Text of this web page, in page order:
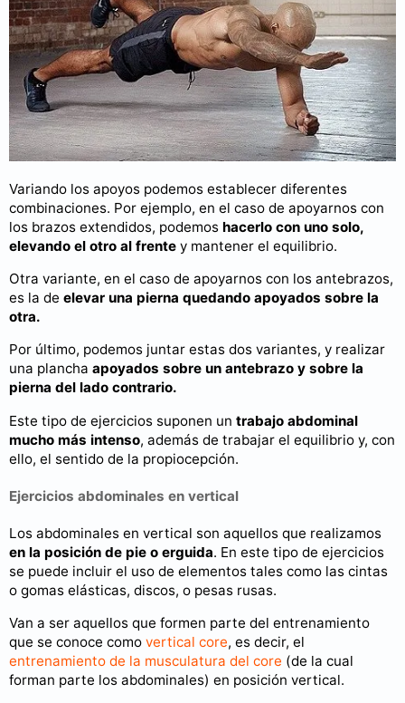
Variando los apoyos podemos establecer diferentes
combinaciones. Por ejemplo, en el caso de apoyarnos con
los brazos extendidos, podemos hacerlo con uno solo,
elevando el otro al frente y mantener el equilibrio.
Otra variante, en el caso de apoyarnos con los antebrazos,
es la de elevar una pierna quedando apoyados sobre la
otra.
Por último, podemos juntar estas dos variantes, y realizar
una plancha apoyados sobre un antebrazo y sobre la
pierna del lado contrario.
Este tipo de ejercicios suponen un trabajo abdominal
mucho más intenso, además de trabajar el equilibrio y, con
ello, el sentido de la propiocepción.
Ejercicios abdominales en vertical
Los abdominales en vertical son aquellos que realizamos
en la posición de pie o erguida. En este tipo de ejercicios
se puede incluir el uso de elementos tales como las cintas
o gomas elásticas, discos, o pesas rusas.
Van a ser aquellos que formen parte del entrenamiento
que se conoce como vertical core, es decir, el
entrenamiento de la musculatura del core (de la cual
forman parte los abdominales) en posición vertical.